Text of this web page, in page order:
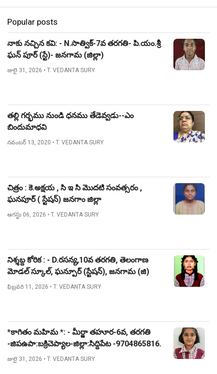
Popular posts
నాకు నచ్చిన కవి: - N.సాత్విక్-7వ తరగతి- పి.యం.శ్రీ
ఘన్ పూర్ (స్టే)- జనగామ (జిల్లా)
జులై 31, 2026 • T. VEDANTA SURY
తల్లి గర్భము నుండి ధనము తేడెవ్వడు--ఎం
బిందుమాధవి
నవంబర్ 13, 2020 • T. VEDANTA SURY
చిత్రం : కె.అక్షయ , సి ఇ సి మొదటి సంవత్సరం ,
ఘనపూర్ ( స్టేషన్) జనగాం జిల్లా
ఆగస్టు 06, 2026 • T. VEDANTA SURY
నిశ్శబ్ద కోరిక : - D.రసన్య,10వ తరగతి, తెలంగాణ
మోడల్ స్కూల్, ఘన్పూర్ (స్టేషన్), జనగామ (జి)
ఫిబ్రవరి 11, 2026 • T. VEDANTA SURY
*కాగితం మహిమ *: - మీర్జా తహూర-6వ, తరగతి
-జిపఉపా:బక్రిచెప్యాల-జిల్లా:సిద్దిపేట -9704865816.
జులై 31, 2026 • T. VEDANTA SURY